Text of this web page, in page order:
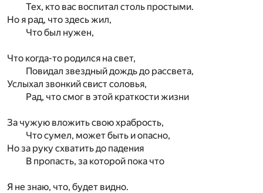
Тех, кто вас воспитал столь простыми.
Но я рад, что здесь жил,
Что был нужен,
Что когда-то родился на свет,
Повидал звездный дождь до рассвета,
Услыхал звонкий свист соловья,
Рад, что смог в этой краткости жизни
За чужую вложить свою храбрость,
Что сумел, может быть и опасно,
Но за руку схватить до падения
В пропасть, за которой пока что
Я не знаю, что, будет видно.